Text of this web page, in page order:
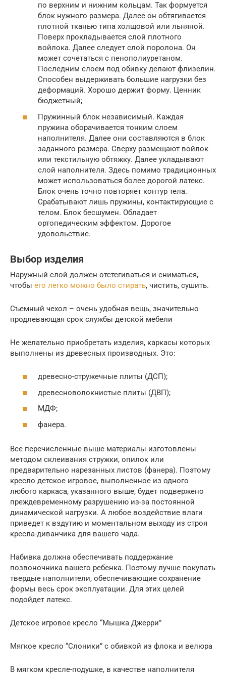
по верхним и нижним кольцам. Так формуется
блок нужного размера. Далее он обтягивается
плотной тканью типа холщовой или льняной.
Поверх прокладывается слой плотного
войлока. Далее следует слой поролона. Он
может сочетаться с пенополиуретаном.
Последним слоем под обивку делают флизелин.
Способен выдерживать большие нагрузки без
деформаций. Хорошо держит форму. Ценник
бюджетный;
Пружинный блок независимый. Каждая
пружина оборачивается тонким слоем
наполнителя. Далее они составляются в блок
заданного размера. Сверху размещают войлок
или текстильную обтяжку. Далее укладывают
слой наполнителя. Здесь помимо традиционных
может использоваться более дорогой латекс.
Блок очень точно повторяет контур тела.
Срабатывают лишь пружины, контактирующие с
телом. Блок бесшумен. Обладает
ортопедическим эффектом. Дорогое
удовольствие.
Выбор изделия
Наружный слой должен отстегиваться и сниматься,
чтобы его легко можно было стирать, чистить, сушить.
Съемный чехол – очень удобная вещь, значительно
продлевающая срок службы детской мебели
Не желательно приобретать изделия, каркасы которых
выполнены из древесных производных. Это:
древесно-стружечные плиты (ДСП);
древесноволокнистые плиты (ДВП);
МДФ;
фанера.
Все перечисленные выше материалы изготовлены
методом склеивания стружки, опилок или
предварительно нарезанных листов (фанера). Поэтому
кресло детское игровое, выполненное из одного
любого каркаса, указанного выше, будет подвержено
преждевременному разрушению из-за постоянной
динамической нагрузки. А любое воздействие влаги
приведет к вздутию и моментальном выходу из строя
кресла-диванчика для вашего чада.
Набивка должна обеспечивать поддержание
позвоночника вашего ребенка. Поэтому лучше покупать
твердые наполнители, обеспечивающие сохранение
формы весь срок эксплуатации. Для этих целей
подойдет латекс.
Детское игровое кресло “Мышка Джерри”
Мягкое кресло “Слоники” с обивкой из флока и велюра
В мягком кресле-подушке, в качестве наполнителя